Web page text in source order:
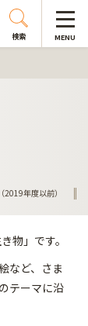
検索 MENU
2019年度以前）
物」です。
など、さま
テーマに沿